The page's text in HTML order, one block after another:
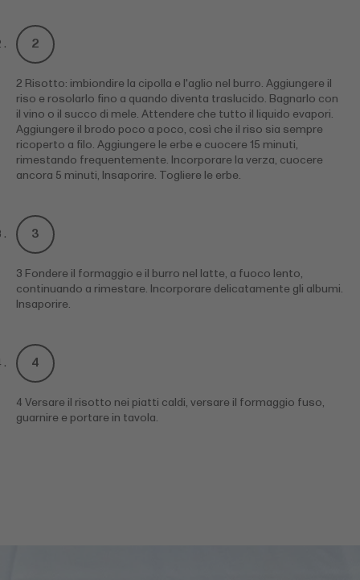
2 Risotto: imbiondire la cipolla e l'aglio nel burro. Aggiungere il
riso e rosolarlo fino a quando diventa traslucido. Bagnarlo con
il vino o il succo di mele. Attendere che tutto il liquido evapori.
Aggiungere il brodo poco a poco, così che il riso sia sempre
ricoperto a filo. Aggiungere le erbe e cuocere 15 minuti,
rimestando frequentemente. Incorporare la verza, cuocere
ancora 5 minuti, Insaporire. Togliere le erbe.
3 Fondere il formaggio e il burro nel latte, a fuoco lento,
continuando a rimestare. Incorporare delicatamente gli albumi.
Insaporire.
4 Versare il risotto nei piatti caldi, versare il formaggio fuso,
guarnire e portare in tavola.